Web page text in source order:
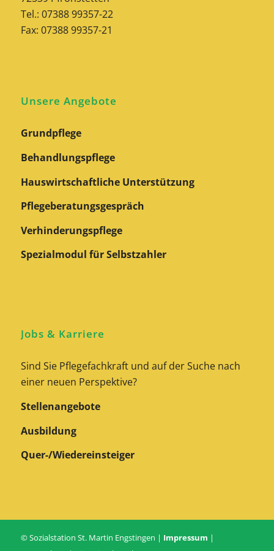
Tel.: 07388 99357-22
Fax: 07388 99357-21
Unsere Angebote
Grundpflege
Behandlungspflege
Hauswirtschaftliche Unterstützung
Pflegeberatungs­gespräch
Verhinderungspflege
Spezialmodul für Selbstzahler
Jobs & Karriere
Sind Sie Pflegefachkraft und auf der Suche nach
einer neuen Perspektive?
Stellenangebote
Ausbildung
Quer-/Wiedereinsteiger
© Sozialstation St. Martin Engstingen | Impressum |